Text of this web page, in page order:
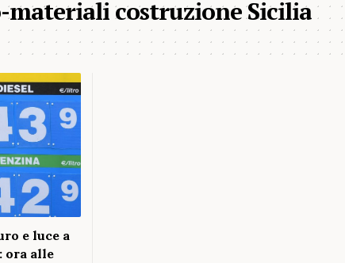
materiali costruzione Sicilia
e luce a
ora alle